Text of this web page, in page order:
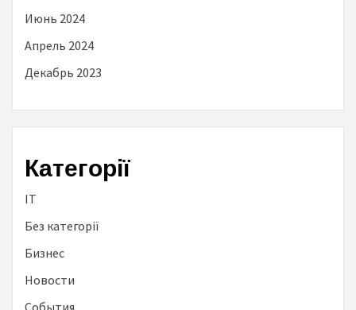
Июнь 2024
Апрель 2024
Декабрь 2023
Категорії
IT
Без категорії
Бизнес
Новости
События